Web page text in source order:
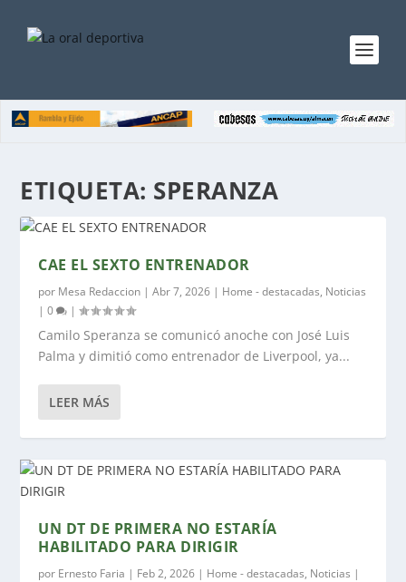
ETIQUETA: SPERANZA
CAE EL SEXTO ENTRENADOR
por Mesa Redaccion |Abr 7, 2026 | Home - destacadas, Noticias
|0 |
Camilo Speranza se comunicó anoche con José Luis
Palma y dimitió como entrenador de Liverpool, ya...
LEER MÁS
UN DT DE PRIMERA NO ESTARÍA
HABILITADO PARA DIRIGIR
por Ernesto Faria | Feb 2, 2026 | Home - destacadas, Noticias |